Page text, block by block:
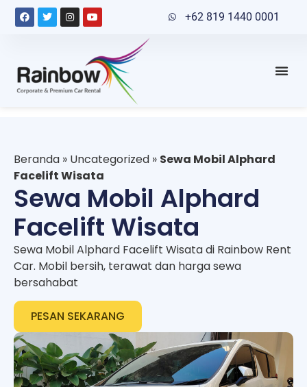
+62 819 1440 0001
Beranda » Uncategorized » Sewa Mobil Alphard
Facelift Wisata
Sewa Mobil Alphard
Facelift Wisata
Sewa Mobil Alphard Facelift Wisata di Rainbow Rent
Car. Mobil bersih, terawat dan harga sewa
bersahabat
PESAN SEKARANG